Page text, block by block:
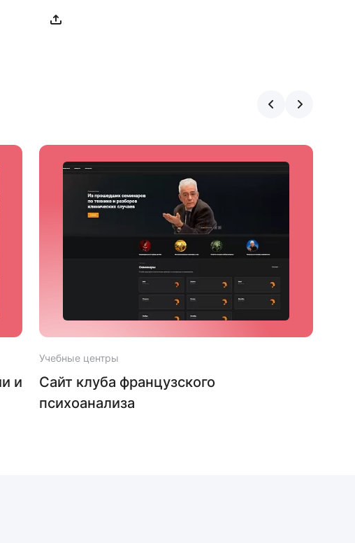
и
Учебные центры
Сайт клуба французского
психоанализа